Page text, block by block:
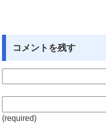
コメントを残す
(required)